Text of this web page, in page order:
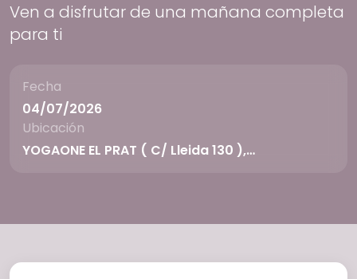
Ven a disfrutar de una mañana completa
para ti
Fecha
04/07/2026
Ubicación
YOGAONE EL PRAT ( C/ Lleida 130 ),…